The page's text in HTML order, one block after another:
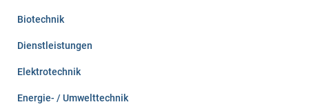
Biotechnik
Dienstleistungen
Elektrotechnik
Energie- / Umwelttechnik